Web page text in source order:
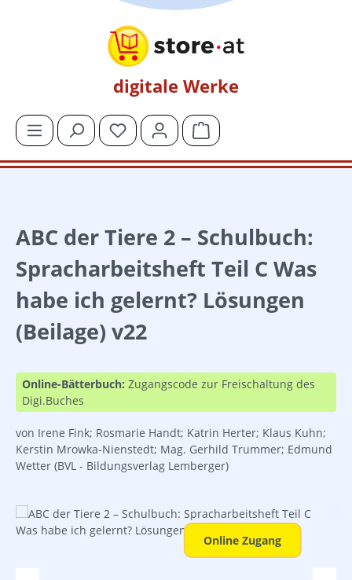
digitale Werke
Du hast 0 Produkte auf dem Merkzettel
Warenkorb enthält 0
ABC der Tiere 2 – Schulbuch:
Spracharbeitsheft Teil C Was
habe ich gelernt? Lösungen
(Beilage) v22
Online-Bätterbuch: Zugangscode zur Freischaltung des
Digi.Buches
von Irene Fink; Rosmarie Handt; Katrin Herter; Klaus Kuhn;
Kerstin Mrowka-Nienstedt; Mag. Gerhild Trummer; Edmund
Wetter (BVL - Bildungsverlag Lemberger)
Bildergalerie überspringen
Online Zugang